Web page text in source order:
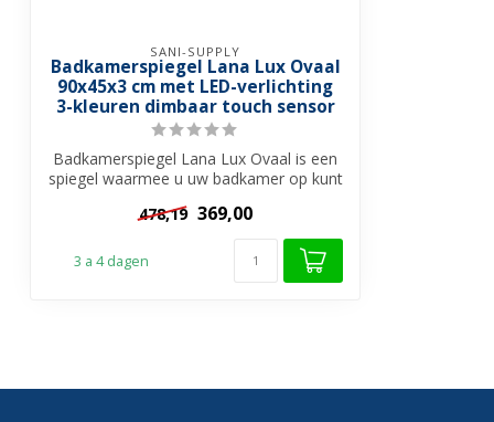
SANI-SUPPLY
Badkamerspiegel Lana Lux Ovaal
90x45x3 cm met LED-verlichting
3-kleuren dimbaar touch sensor
Badkamerspiegel Lana Lux Ovaal is een
spiegel waarmee u uw badkamer op kunt
478,19 369,00
3 a 4 dagen